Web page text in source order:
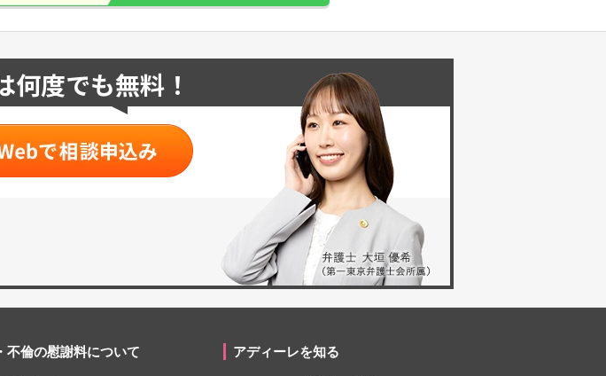
度でも無料！
不倫の慰謝料について アディーレを知る